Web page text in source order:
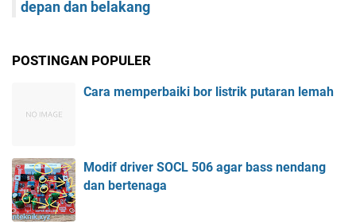
depan dan belakang
POSTINGAN POPULER
Cara memperbaiki bor listrik putaran lemah
Modif driver SOCL 506 agar bass nendang
dan bertenaga